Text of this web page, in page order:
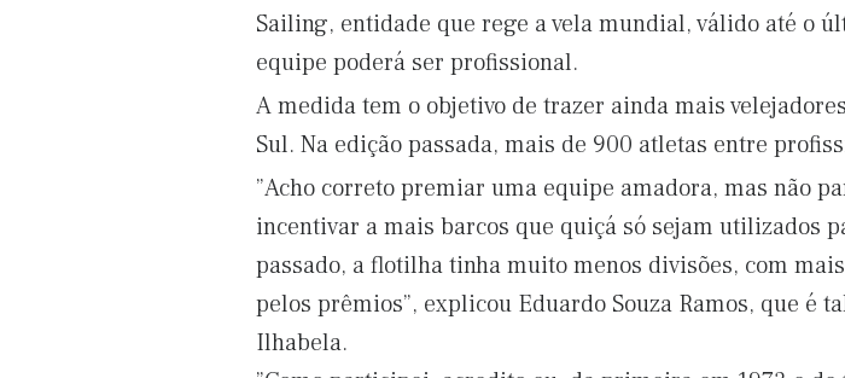
Sailing, entidade que rege a vela mundial, válido até o
equipe poderá ser profissional.
A medida tem o objetivo de trazer ainda mais
Sul. Na edição passada, mais de 900 atletas entre
”Acho correto premiar uma equipe amadora, mas não
incentivar a mais barcos que quiçá só sejam utilizados
passado, a flotilha tinha muito menos divisões, com
pelos prêmios”, explicou Eduardo Souza Ramos, que é
Ilhabela.